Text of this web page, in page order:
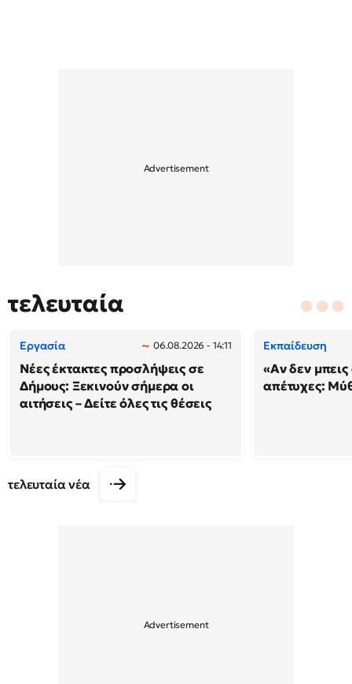
τελευταία
Εργασία 06.08.2026 - 14:11
Νέες έκτακτες προσλήψεις σε
Δήμους: Ξεκινούν σήμερα οι
αιτήσεις – Δείτε όλες τις θέσεις
Εκπαίδευση
«Αν δεν
απέτυχες:
τελευταία νέα